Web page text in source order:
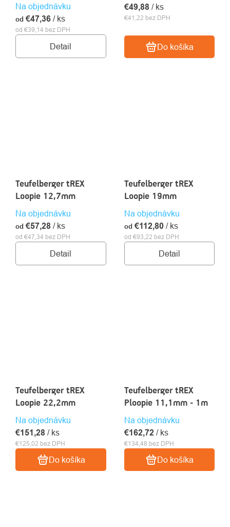
Na objednávku
od €39,14 bez DPH
od €47,36 / ks
Detail
€41,22 bez DPH
€49,88 / ks
Do košíka
Teufelberger tREX
Loopie 12,7mm
Na objednávku
od €47,34 bez DPH
od €57,28 / ks
Detail
Teufelberger tREX
Loopie 19mm
Na objednávku
od €93,22 bez DPH
od €112,80 / ks
Detail
Teufelberger tREX
Loopie 22,2mm
Na objednávku
€125,02 bez DPH
€151,28 / ks
Do košíka
Teufelberger tREX
Ploopie 11,1mm - 1m
Na objednávku
€134,48 bez DPH
€162,72 / ks
Do košíka